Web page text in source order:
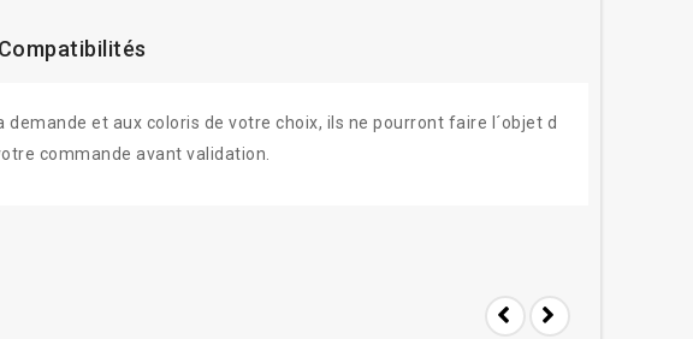
Compatibilités
demande et aux coloris de votre choix, ils ne pourront faire l´objet d
commande avant validation.